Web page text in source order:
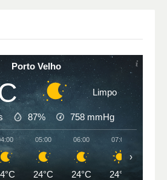
Porto Velho
Limpo
87% 758mmHg
05:00
24°C
06:00
24°C
07:00
24°C
›